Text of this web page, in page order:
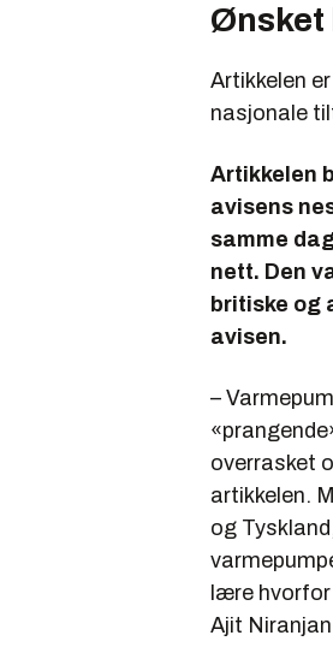
Ønsket
Artikkelen
nasjonale
Artikkelen
avisens
samme
nett. Den
britiske og
avisen.
–
overrasket
artikkelen.
og
lære
Ajit